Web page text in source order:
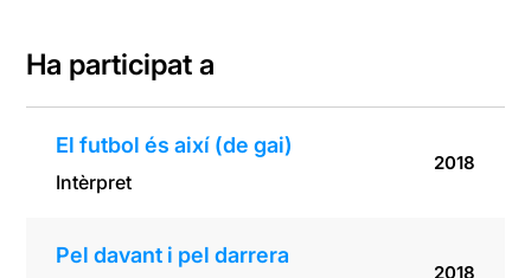
Ha participat a
El futbol és així (de gai)
Intèrpret
2018
Pel davant i pel darrera
2018